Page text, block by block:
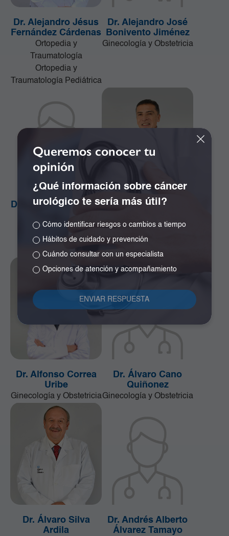
Dr. Alejandro Jésus
Fernández Cárdenas
Ortopedia y
Traumatología
Ortopedia y
Traumatología Pediátrica
Dr. Alejandro José
Bonivento Jiménez
Ginecología y Obstetricia
Dr. Alejandro Orozco
Cirugía de la Mama y
Tumores de Tejidos
Blandos
Dr. Alejandro Ramos
Especialista en
Neurocirugía
Dr. Alfonso Correa
Uribe
Ginecología y Obstetricia
Dr. Álvaro Cano
Quiñonez
Ginecología y Obstetricia
Dr. Álvaro Silva
Ardila
Dr. Andrés Alberto
Álvarez Tamayo
Queremos conocer tu
opinión
¿Qué información sobre cáncer
urológico te sería más útil?
Cómo identificar riesgos o cambios a tiempo
Hábitos de cuidado y prevención
Cuándo consultar con un especialista
Opciones de atención y acompañamiento